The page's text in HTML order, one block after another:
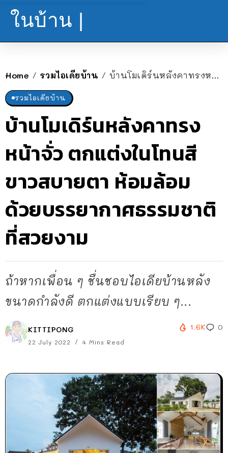
ในบ้าน |
Home / รวมไอเดียบ้าน / บ้านโมเดิร์นหลังคาทรงหน้าจั่ว ตกแต่งในโทนสีขาวสบายตา ห้อมล้อมด้วยบรรยากาศธรรมชาติที่สวยงาม
รวมไอเดียบ้าน
บ้านโมเดิร์นหลังคาทรง
หน้าจั่ว ตกแต่งในโทนสี
ขาวสบายตา ห้อมล้อม
ด้วยบรรยากาศธรรมชาติ
ที่สวยงาม
ถ้าหากเพื่อน ๆ ชื่นชอบไอเดียบ้านหลัง
ขนาดกำลังดี ตกแต่งแบบเรียบ ๆ...
KITTIPONG
22 July 2022 4 Mins Read
1.6K 0